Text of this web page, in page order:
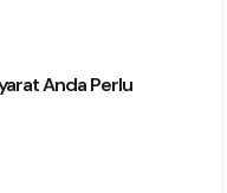
Anda Perlu